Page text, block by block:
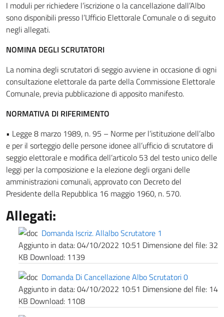
I moduli per richiedere l’iscrizione o la cancellazione dall’Albo
sono disponibili presso l’Ufficio Elettorale Comunale o di seguito
negli allegati.
NOMINA DEGLI SCRUTATORI
La nomina degli scrutatori di seggio avviene in occasione di ogni
consultazione elettorale da parte della Commissione Elettorale
Comunale, previa pubblicazione di apposito manifesto.
NORMATIVA DI RIFERIMENTO
• Legge 8 marzo 1989, n. 95 – Norme per l’istituzione dell’albo
e per il sorteggio delle persone idonee all’ufficio di scrutatore di
seggio elettorale e modifica dell’articolo 53 del testo unico delle
leggi per la composizione e la elezione degli organi delle
amministrazioni comunali, approvato con Decreto del
Presidente della Repubblica 16 maggio 1960, n. 570.
Allegati:
Domanda Iscriz. Allalbo Scrutatore 1
Aggiunto in data:04/10/2022 10:51 Dimensione del file: 32
KB Download: 1139
Domanda Di Cancellazione Albo Scrutatori 0
Aggiunto in data:04/10/2022 10:51 Dimensione del file: 14
KB Download: 1108